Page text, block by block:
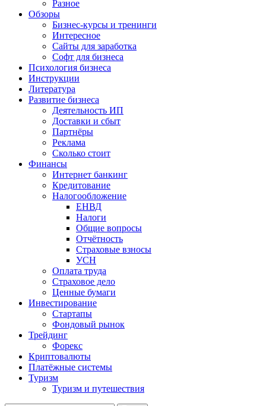
Разное
Обзоры
Бизнес-курсы и тренинги
Интересное
Сайты для заработка
Софт для бизнеса
Психология бизнеса
Инструкции
Литература
Развитие бизнеса
Деятельность ИП
Доставки и сбыт
Партнёры
Реклама
Сколько стоит
Финансы
Интернет банкинг
Кредитование
Налогообложение
ЕНВД
Налоги
Общие вопросы
Отчётность
Страховые взносы
УСН
Оплата труда
Страховое дело
Ценные бумаги
Инвестирование
Стартапы
Фондовый рынок
Трейдинг
Форекс
Криптовалюты
Платёжные системы
Туризм
Туризм и путешествия